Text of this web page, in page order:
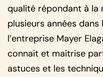
qualité répondant à la
plusieurs années
l’entreprise Mayer
connait et maitrise
astuces et les